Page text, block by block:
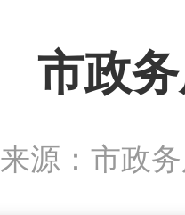
市政
来源：市政